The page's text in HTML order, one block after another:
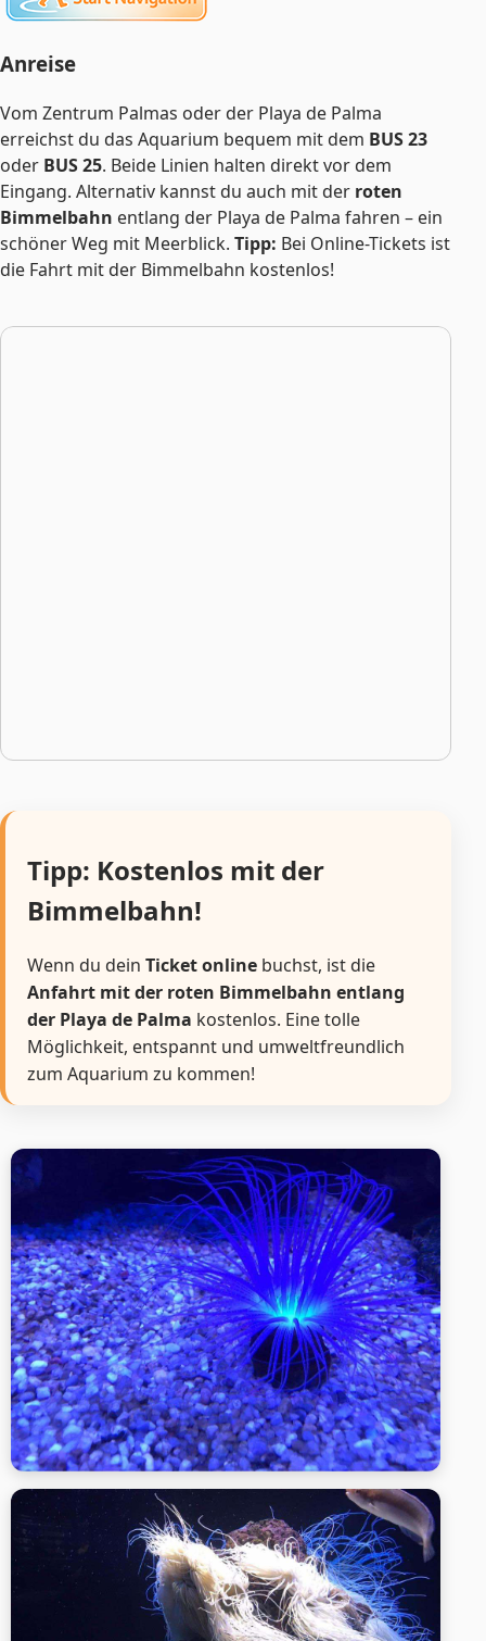
Anreise
Vom Zentrum Palmas oder der Playa de Palma
erreichst du das Aquarium bequem mit dem BUS 23
oder BUS 25. Beide Linien halten direkt vor dem
Eingang. Alternativ kannst du auch mit der roten
Bimmelbahn entlang der Playa de Palma fahren – ein
schöner Weg mit Meerblick. Tipp: Bei Online-Tickets ist
die Fahrt mit der Bimmelbahn kostenlos!
Tipp: Kostenlos mit der
Bimmelbahn!
Wenn du dein Ticket online buchst, ist die
Anfahrt mit der roten Bimmelbahn entlang
der Playa de Palma kostenlos. Eine tolle
Möglichkeit, entspannt und umweltfreundlich
zum Aquarium zu kommen!